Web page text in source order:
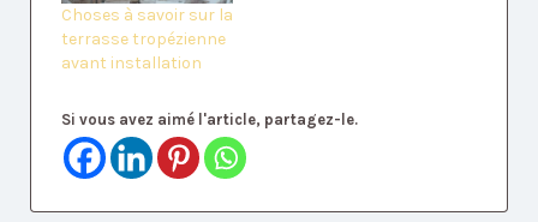
Choses à savoir sur la
terrasse tropézienne
avant installation
Si vous avez aimé l'article, partagez-le.